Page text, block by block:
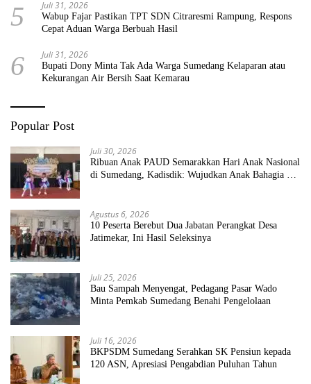
5 Juli 31, 2026
Wabup Fajar Pastikan TPT SDN Citraresmi Rampung, Respons
Cepat Aduan Warga Berbuah Hasil
6 Juli 31, 2026
Bupati Dony Minta Tak Ada Warga Sumedang Kelaparan atau
Kekurangan Air Bersih Saat Kemarau
Popular Post
Juli 30, 2026
Ribuan Anak PAUD Semarakkan Hari Anak Nasional
di Sumedang, Kadisdik: Wujudkan Anak Bahagia dan
Agustus 6, 2026
10 Peserta Berebut Dua Jabatan Perangkat Desa
Jatimekar, Ini Hasil Seleksinya
Juli 25, 2026
Bau Sampah Menyengat, Pedagang Pasar Wado
Minta Pemkab Sumedang Benahi Pengelolaan
Juli 16, 2026
BKPSDM Sumedang Serahkan SK Pensiun kepada
120 ASN, Apresiasi Pengabdian Puluhan Tahun